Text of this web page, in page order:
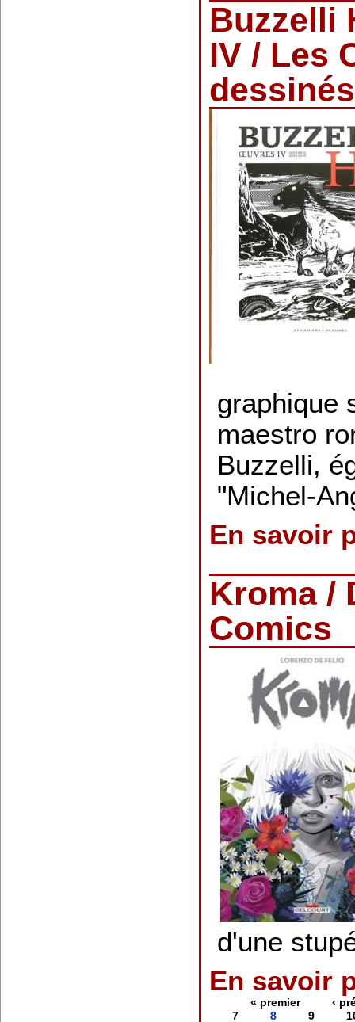
Buzzelli
IV / Les
dessinés
graphique
maestro
Buzzelli,
"Michel-
En savoir
Kroma /
Comics
d'une
En savoir
« premier
‹
7
8 9